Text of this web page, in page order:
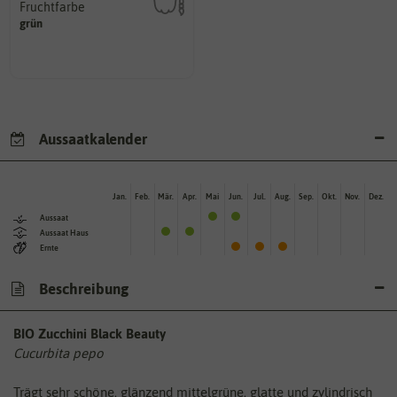
Fruchtfarbe
grün
sie nach dem Reifungsprozess
hat.
Aussaatkalender
Aussaat
Aussaat Haus
Ernte
Jan. Feb. Mär. Apr. Mai Jun. Jul. Aug. Sep. Okt. Nov. Dez.
Beschreibung
BIO Zucchini Black Beauty
Cucurbita pepo
Trägt sehr schöne, glänzend mittelgrüne, glatte und zylindrisch